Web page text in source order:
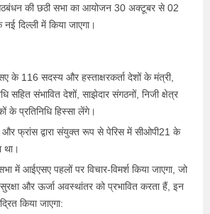
गठबंधन की छठी सभा का आयोजन 30 अक्टूबर से 02
दिल्ली में किया जाएगा।
के 116 सदस्य और हस्ताक्षरकर्ता देशों के मंत्री,
सहित संभावित देशों, साझेदार संगठनों, निजी क्षेत्र
के प्रतिनिधि हिस्सा लेंगे।
फ्रांस द्वारा संयुक्त रूप से पेरिस में सीओपी21 के
था।
में आईएसए पहलों पर विचार-विमर्श किया जाएगा, जो
और ऊर्जा अवस्थांतर को प्रभावित करता हैं, इन
किया जाएगा: